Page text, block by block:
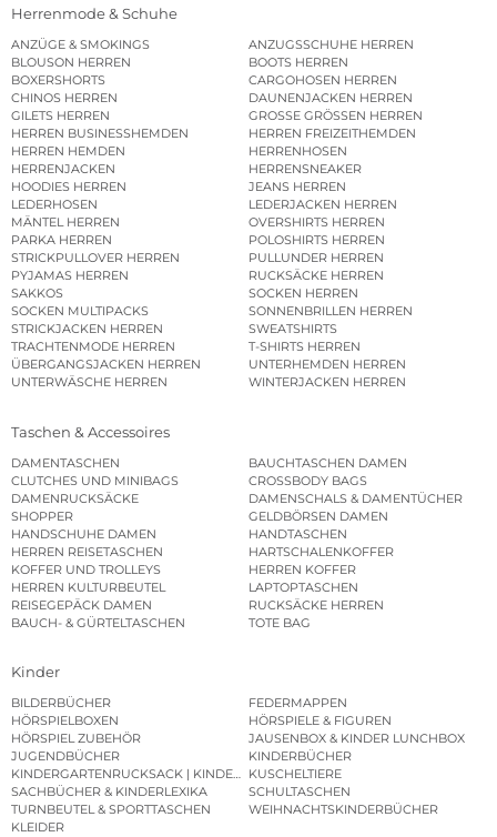
Herrenmode & Schuhe
ANZÜGE & SMOKINGS
ANZUGSSCHUHE HERREN
BLOUSON HERREN
BOOTS HERREN
BOXERSHORTS
CARGOHOSEN HERREN
CHINOS HERREN
DAUNENJACKEN HERREN
GILETS HERREN
GROSSE GRÖSSEN HERREN
HERREN BUSINESSHEMDEN
HERREN FREIZEITHEMDEN
HERREN HEMDEN
HERRENHOSEN
HERRENJACKEN
HERRENSNEAKER
HOODIES HERREN
JEANS HERREN
LEDERHOSEN
LEDERJACKEN HERREN
MÄNTEL HERREN
OVERSHIRTS HERREN
PARKA HERREN
POLOSHIRTS HERREN
STRICKPULLOVER HERREN
PULLUNDER HERREN
PYJAMAS HERREN
RUCKSÄCKE HERREN
SAKKOS
SOCKEN HERREN
SOCKEN MULTIPACKS
SONNENBRILLEN HERREN
STRICKJACKEN HERREN
SWEATSHIRTS
TRACHTENMODE HERREN
T-SHIRTS HERREN
ÜBERGANGSJACKEN HERREN
UNTERHEMDEN HERREN
UNTERWÄSCHE HERREN
WINTERJACKEN HERREN
Taschen & Accessoires
DAMENTASCHEN
BAUCHTASCHEN DAMEN
CLUTCHES UND MINIBAGS
CROSSBODY BAGS
DAMENRUCKSÄCKE
DAMENSCHALS & DAMENTÜCHER
SHOPPER
GELDBÖRSEN DAMEN
HANDSCHUHE DAMEN
HANDTASCHEN
HERREN REISETASCHEN
HARTSCHALENKOFFER
KOFFER UND TROLLEYS
HERREN KOFFER
HERREN KULTURBEUTEL
LAPTOPTASCHEN
REISEGEPÄCK DAMEN
RUCKSÄCKE HERREN
BAUCH- & GÜRTELTASCHEN
TOTE BAG
Kinder
BILDERBÜCHER
FEDERMAPPEN
HÖRSPIELBOXEN
HÖRSPIELE & FIGUREN
HÖRSPIEL ZUBEHÖR
JAUSENBOX & KINDER LUNCHBOX
JUGENDBÜCHER
KINDERBÜCHER
KINDERGARTENRUCKSACK | KINDERGARTENBEUTEL
KUSCHELTIERE
SACHBÜCHER & KINDERLEXIKA
SCHULTASCHEN
TURNBEUTEL & SPORTTASCHEN
WEIHNACHTSKINDERBÜCHER
KLEIDER